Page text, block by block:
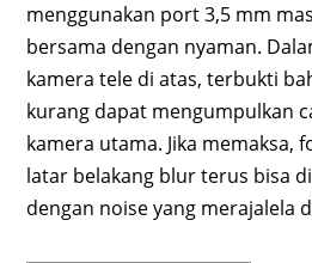
menggunakan port 3,5 mm
bersama dengan nyaman.
kamera tele di atas, terbukti
kurang dapat mengumpulkan
kamera utama. Jika memaksa,
latar belakang blur terus bisa
dengan noise yang merajalela